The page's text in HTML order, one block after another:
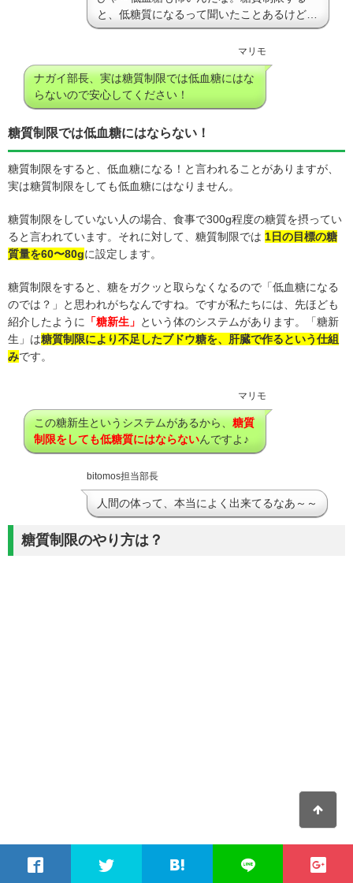
と、低糖質になるって聞いたことあるけど…
マリモ
ナガイ部長、実は糖質制限では低血糖にはな
らないので安心してください！
糖質制限では低血糖にはならない！
糖質制限をすると、低血糖になる！と言われることがありますが、
実は糖質制限をしても低血糖にはなりません。
糖質制限をしていない人の場合、食事で300g程度の糖質を摂ってい
ると言われています。それに対して、糖質制限では 1日の目標の糖
質量を60〜80gに設定します。
糖質制限をすると、糖をガクッと取らなくなるので「低血糖になる
のでは？」と思われがちなんですね。ですが私たちには、先ほども
紹介したように
「糖新生」 という体のシステムがあります。「糖新
生」は糖質制限により不足したブドウ糖を、肝臓で作るという仕組
みです。
マリモ
この糖新生というシステムがあるから、糖質
制限をしても低糖質にはならないんですよ♪
bitomos担当部長
人間の体って、本当によく出来てるなあ～～
糖質制限のやり方は？